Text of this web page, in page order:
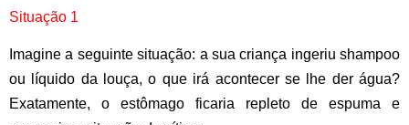
Situação 1
Imagine a seguinte situação: a sua criança ingeriu shampoo
ou líquido da louça, o que irá acontecer se lhe der água?
Exatamente, o estômago ficaria repleto de espuma e